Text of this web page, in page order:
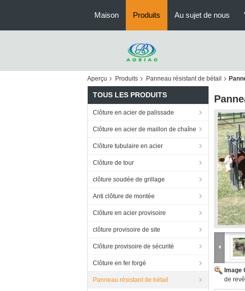
Maison Produits Au sujet de nous
Aperçu Produits Panneau résistant de bétail
TOUS LES PRODUITS
Clôture en acier de palissade
Clôture en acier de maillon de chaîne
Clôture tubulaire en acier
Clôture de tour
clôture soudée de grillage
Anti clôture de montée
Clôture en acier provisoire
clôture provisoire de site
Clôture provisoire de sécurité
Clôture en fer forgé
Panneau résistant de bétail
Image
de